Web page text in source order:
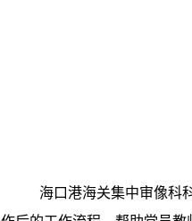
海口港海关集中审像科